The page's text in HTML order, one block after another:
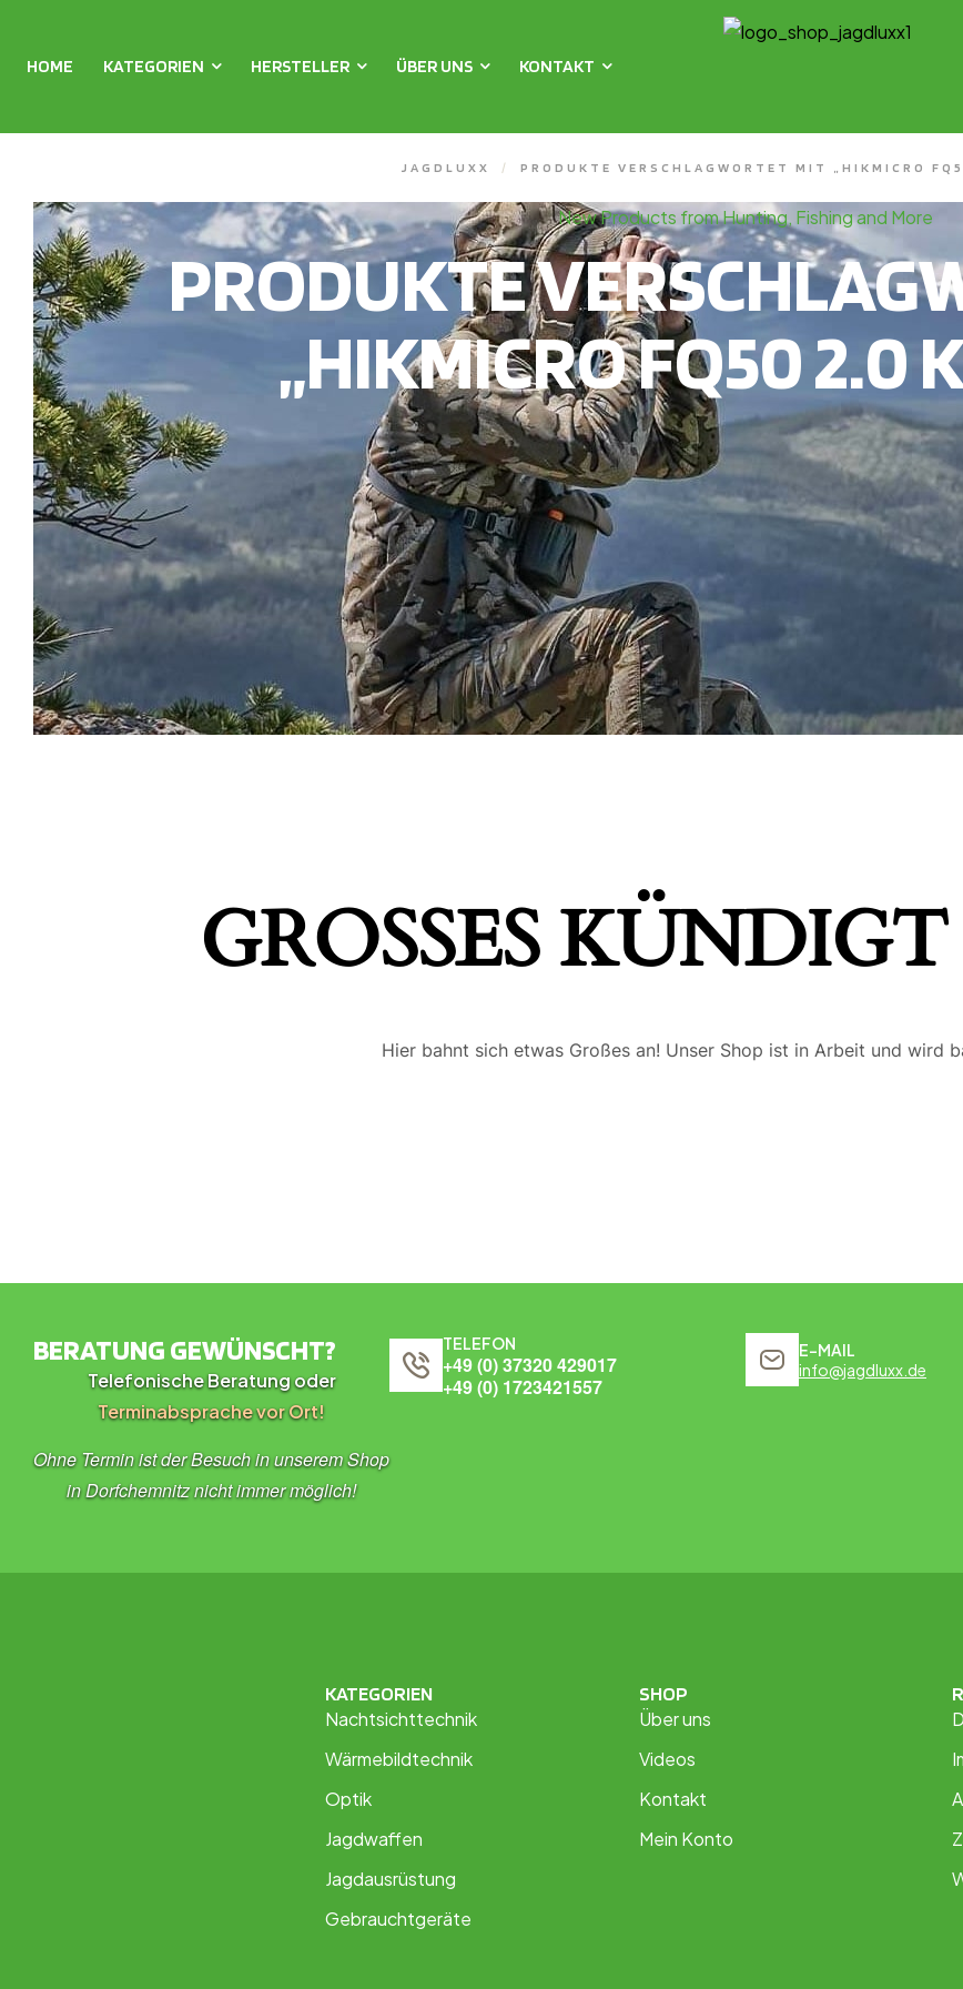
HOME KATEGORIEN HERSTELLER ÜBER UNS KONTAKT
JAGDLUXX / PRODUKTE VERSCHLAGWORTET MIT „HIKMICRO
New Products from Hunting, Fishing and More
PRODUKTE
„HIKMICRO FQ50 2.0
GROSSES KÜNDIGT
Hier bahnt sich etwas Großes an! Unser Shop ist in Arbeit und wird
BERATUNG GEWÜNSCHT?
Telefonische Beratung oder
Terminabsprache vor Ort!
Ohne Termin ist der Besuch in unserem Shop
in Dorfchemnitz nicht immer möglich!
TELEFON
+49 (0) 37320 429017
+49 (0) 1723421557
E-MAIL
info@jagdluxx.de
KATEGORIEN
Nachtsichttechnik
Wärmebildtechnik
Optik
Jagdwaffen
Jagdausrüstung
Gebrauchtgeräte
SHOP
Über uns
Videos
Kontakt
Mein Konto